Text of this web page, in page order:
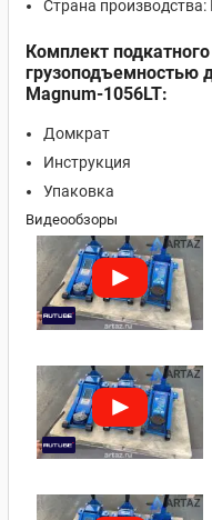
Страна производства:
Комплект
грузоподъемностью
Magnum-1056LT:
Домкрат
Инструкция
Упаковка
Видеообзоры